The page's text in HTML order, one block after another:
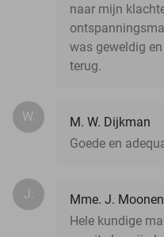
naar mijn
was geweldig
terug.
W.
M. W. Dijkman
Goede en
J.
Mme. J. Moonen
Hele kundige